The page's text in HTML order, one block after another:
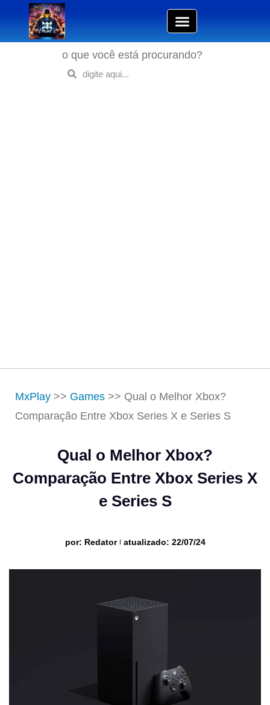
o que você está procurando?
MxPlay >> Games >> Qual o Melhor Xbox?
Comparação Entre Xbox Series X e Series S
Qual o Melhor Xbox?
Comparação Entre Xbox Series X
e Series S
por: Redator atualizado: 22/07/24